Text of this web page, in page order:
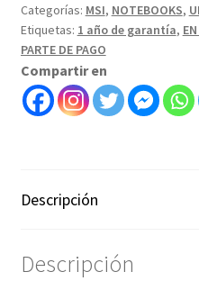
Categorías: MSI, NOTEBOOKS,
Etiquetas: 1 año de garantía,
PARTE DE PAGO
Compartir en
Descripción
Descripción